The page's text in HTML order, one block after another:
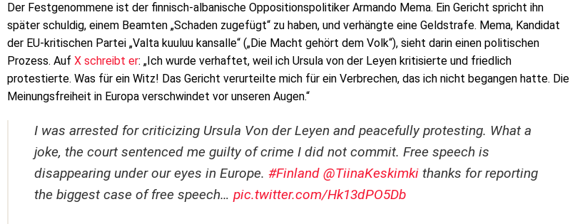
Der Festgenommene ist der finnisch-albanische Oppositionspolitiker Armando Mema. Ein Gericht spricht ihn
später schuldig, einem Beamten „Schaden zugefügt“ zu haben, und verhängte eine Geldstrafe. Mema, Kandidat
der EU-kritischen Partei „Valta kuuluu kansalle“ („Die Macht gehört dem Volk“), sieht darin einen politischen
Prozess. Auf X schreibt er: „Ich wurde verhaftet, weil ich Ursula von der Leyen kritisierte und friedlich
protestierte. Was für ein Witz! Das Gericht verurteilte mich für ein Verbrechen, das ich nicht begangen hatte. Die
Meinungsfreiheit in Europa verschwindet vor unseren Augen.“
I was arrested for criticizing Ursula Von der Leyen and peacefully protesting. What a
joke, the court sentenced me guilty of crime I did not commit. Free speech is
disappearing under our eyes in Europe. #Finland @TiinaKeskimki thanks for reporting
the biggest case of free speech… pic.twitter.com/Hk13dPO5Db